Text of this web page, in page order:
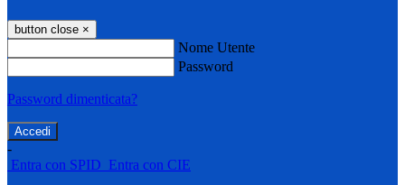
button close ×
Nome Utente
Password
Password dimenticata?
-
Entra con SPID Entra con CIE